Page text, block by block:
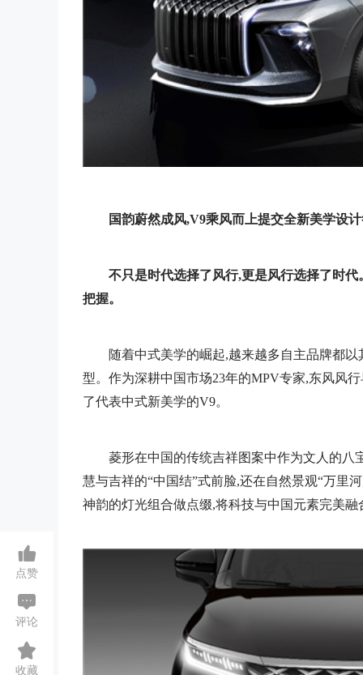
国韵蔚然成风,V9乘风而上提交全新美学设
不只是时代选择了风行,更是风行选择了时代
把握。
随着中式美学的崛起,越来越多自主品牌都
型。作为深耕中国市场23年的MPV专家,东风风
了代表中式新美学的V9。
菱形在中国的传统吉祥图案中作为文人的八
慧与吉祥的“中国结”式前脸,还在自然景观“万里
神韵的灯光组合做点缀,将科技与中国元素完美融
点赞
评论
收藏